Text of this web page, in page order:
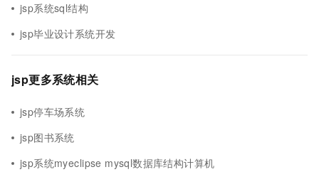
jsp系统sql结构
jsp毕业设计系统开发
jsp更多系统相关
jsp停车场系统
jsp图书系统
jsp系统myeclipse mysql数据库结构计算机